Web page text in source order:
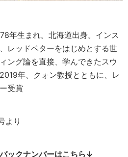
年生まれ。北海道出身。インス
レッドベターをはじめとする世
ング論を直接、学んできたスウ
年、クォン教授とともに、レ
受賞
より
ックナンバーはこちら↓